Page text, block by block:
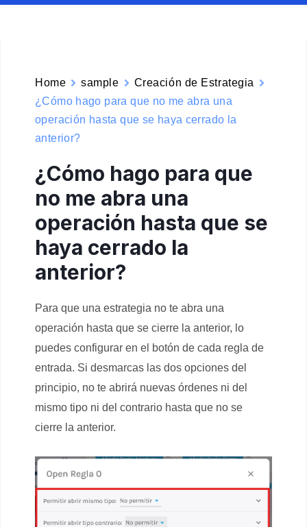
Home sample
Creación de Estrategia
¿Cómo hago para que no me abra una
operación hasta que se haya cerrado la
anterior?
¿Cómo hago para que
no me abra una
operación hasta que se
haya cerrado la
anterior?
Para que una estrategia no te abra una
operación hasta que se cierre la anterior, lo
puedes configurar en el botón de cada regla de
entrada. Si desmarcas las dos opciones del
principio, no te abrirá nuevas órdenes ni del
mismo tipo ni del contrario hasta que no se
cierre la anterior.